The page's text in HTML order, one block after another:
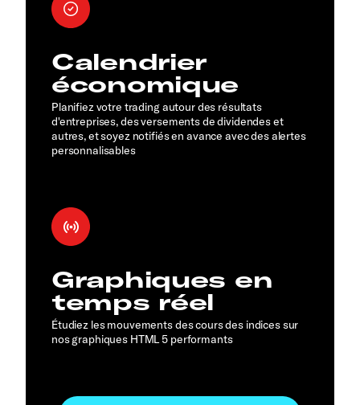
Calendrier
économique
Planifiez votre trading autour des résultats
d'entreprises, des versements de dividendes et
autres, et soyez notifiés en avance avec des alertes
personnalisables
Graphiques en
temps réel
Étudiez les mouvements des cours des indices sur
nos graphiques HTML 5 performants